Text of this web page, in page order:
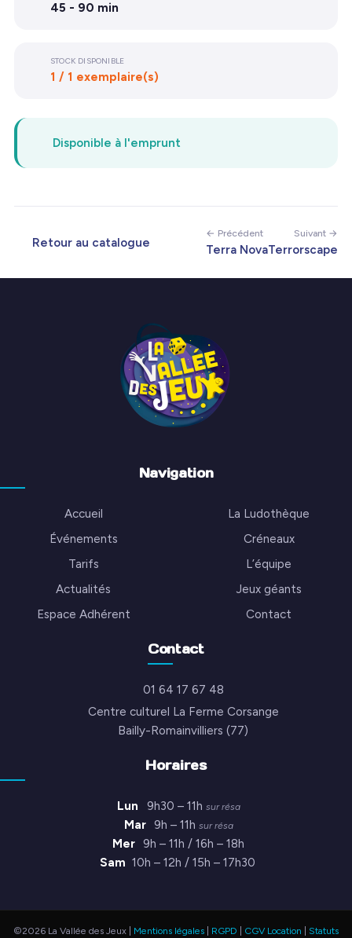
45 - 90 min
STOCK DISPONIBLE
1 / 1 exemplaire(s)
Disponible à l'emprunt
Retour au catalogue
← Précédent
Terra Nova
Suivant →
Terrorscape
Navigation
Accueil
La Ludothèque
Événements
Créneaux
Tarifs
L’équipe
Actualités
Jeux géants
Espace Adhérent
Contact
Contact
01 64 17 67 48
Centre culturel La Ferme Corsange
Bailly-Romainvilliers (77)
Horaires
Lun 9h30 – 11h sur résa
Mar 9h – 11h sur résa
Mer 9h – 11h / 16h – 18h
Sam 10h – 12h / 15h – 17h30
©2026 La Vallée des Jeux | Mentions légales RGPD CGV Location Statuts